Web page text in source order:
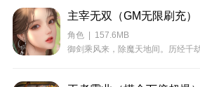
主宰无双（GM无限刷充）
角色 | 157.6MB